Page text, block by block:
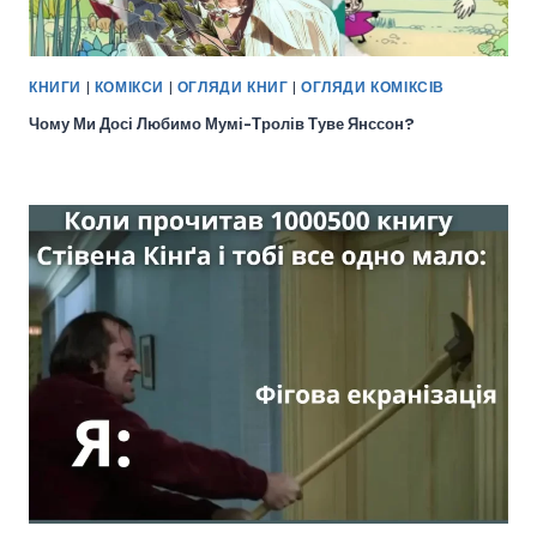
КНИГИ | КОМІКСИ | ОГЛЯДИ КНИГ |ОГЛЯДИ КОМІКСІВ
Чому Ми Досі Любимо Мумі-Тролів Туве Янссон?